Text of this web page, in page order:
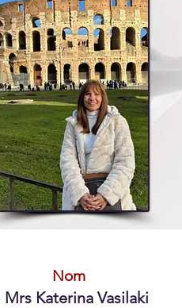
Nom
Mrs Katerina Vasilaki